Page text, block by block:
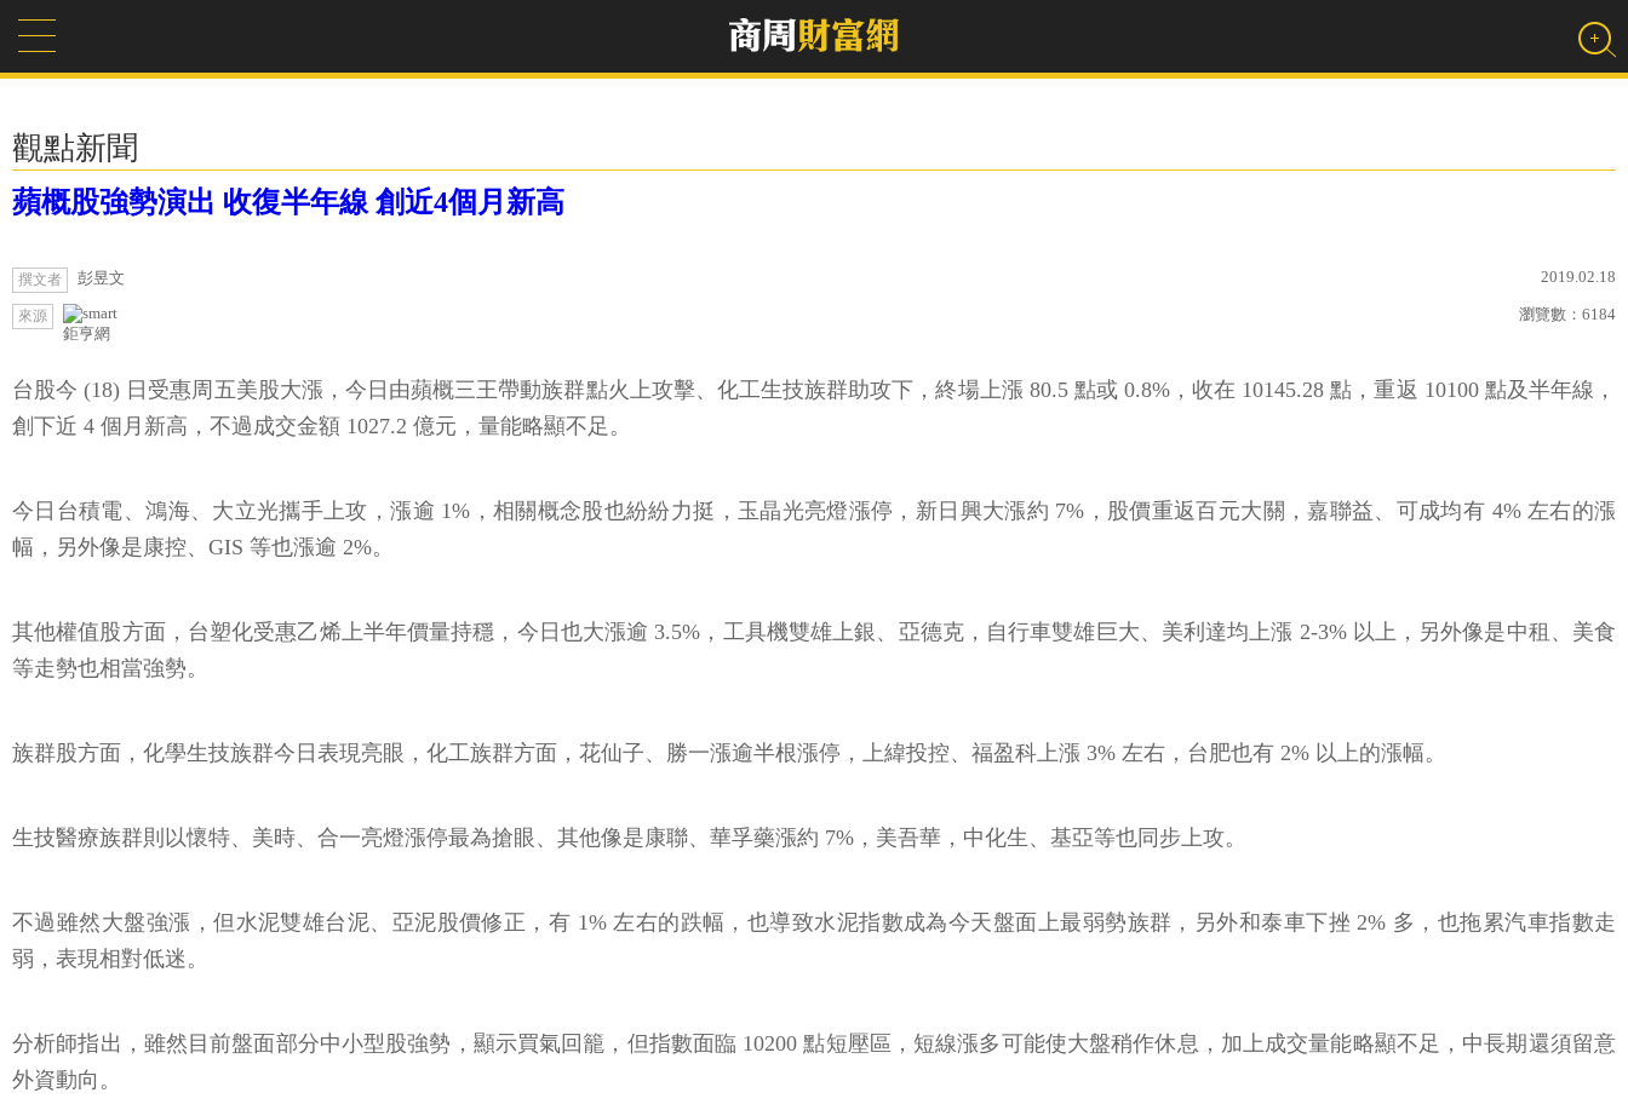
觀點新聞
蘋概股強勢演出 收復半年線 創近4個月新高
撰文者 彭昱文 2019.02.18
來源
鉅亨網
瀏覽數： 6184
台股今 (18) 日受惠周五美股大漲，今日由蘋概三王帶動族群點火上攻擊、化工生技族群助攻下，終場上漲 80.5 點或 0.8%，收在 10145.28 點，重返 10100 點及半年線，
創下近 4 個月新高，不過成交金額 1027.2 億元，量能略顯不足。
今日台積電、鴻海、大立光攜手上攻，漲逾 1%，相關概念股也紛紛力挺，玉晶光亮燈漲停，新日興大漲約 7%，股價重返百元大關，嘉聯益、可成均有 4% 左右的漲
幅，另外像是康控、GIS 等也漲逾 2%。
其他權值股方面，台塑化受惠乙烯上半年價量持穩，今日也大漲逾 3.5%，工具機雙雄上銀、亞德克，自行車雙雄巨大、美利達均上漲 2-3% 以上，另外像是中租、美食
等走勢也相當強勢。
族群股方面，化學生技族群今日表現亮眼，化工族群方面，花仙子、勝一漲逾半根漲停，上緯投控、福盈科上漲 3% 左右，台肥也有 2% 以上的漲幅。
生技醫療族群則以懷特、美時、合一亮燈漲停最為搶眼、其他像是康聯、華孚藥漲約 7%，美吾華，中化生、基亞等也同步上攻。
不過雖然大盤強漲，但水泥雙雄台泥、亞泥股價修正，有 1% 左右的跌幅，也導致水泥指數成為今天盤面上最弱勢族群，另外和泰車下挫 2% 多，也拖累汽車指數走
弱，表現相對低迷。
分析師指出，雖然目前盤面部分中小型股強勢，顯示買氣回籠，但指數面臨 10200 點短壓區，短線漲多可能使大盤稍作休息，加上成交量能略顯不足，中長期還須留意
外資動向。